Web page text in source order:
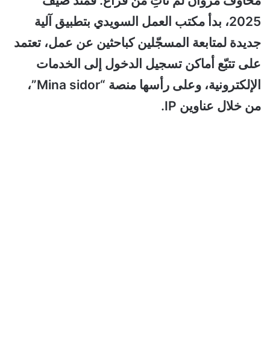
2025، بدأ مكتب العمل السويدي بتطبيق آلية
جديدة لمتابعة المسجّلين كباحثين عن عمل، تعتمد
على تتبّع أماكن تسجيل الدخول إلى الخدمات
الإلكترونية، وعلى رأسها منصة “Mina sidor”،
من خلال عناوين IP.